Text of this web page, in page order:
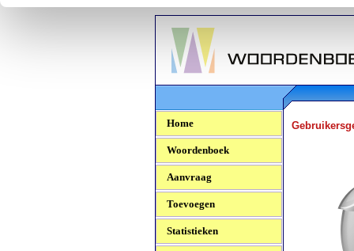
Woordenboek.NU
Home
Woordenboek
Aanvraag
Toevoegen
Statistieken